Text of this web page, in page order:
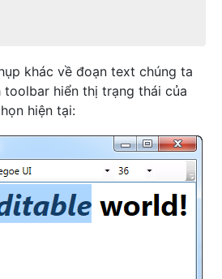
khác về đoạn text chúng ta
toolbar hiển thị trạng thái của
hiện tại: